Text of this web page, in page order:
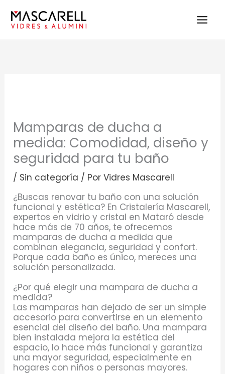
contenido
Mamparas de ducha a
medida: Comodidad, diseño y
seguridad para tu baño
/ Sin categoría / PorVidres Mascarell
¿Buscas renovar tu baño con una solución
funcional y estética? En Cristalería Mascarell,
expertos en vidrio y cristal en Mataró desde
hace más de 70 años, te ofrecemos
mamparas de ducha a medida que
combinan elegancia, seguridad y confort.
Porque cada baño es único, mereces una
solución personalizada.
¿Por qué elegir una mampara de ducha a
medida?
Las mamparas han dejado de ser un simple
accesorio para convertirse en un elemento
esencial del diseño del baño. Una mampara
bien instalada mejora la estética del
espacio, lo hace más funcional y garantiza
una mayor seguridad, especialmente en
hogares con niños o personas mayores.